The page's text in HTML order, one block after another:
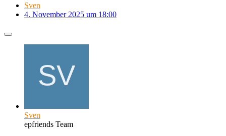
Sven
4. November 2025 um 18:00
Sven
epfriends Team